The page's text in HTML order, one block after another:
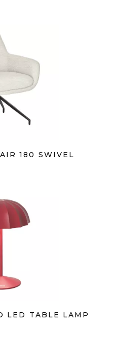
180 SWIVEL
LED TABLE LAMP